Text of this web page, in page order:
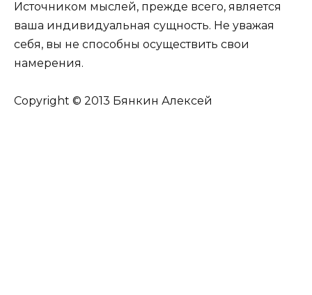
Источником мыслей, прежде всего, является
ваша индивидуальная сущность. Не уважая
себя, вы не способны осуществить свои
намерения.
Copyright © 2013 Бянкин Алексей